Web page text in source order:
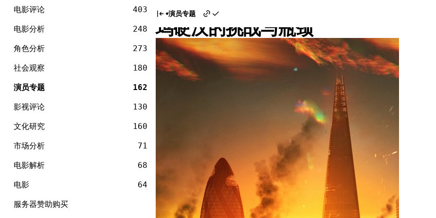
Skip
content
电影评论 403
电影分析 248
角色分析 273
社会观察 180
演员专题 162
影视评论 130
文化研究 160
市场分析 71
电影解析 68
电影 64
服务器赞助购买
演员专题
戴夫·巴蒂斯塔的转型困局：从WWE
坞硬汉的挑战与瓶颈